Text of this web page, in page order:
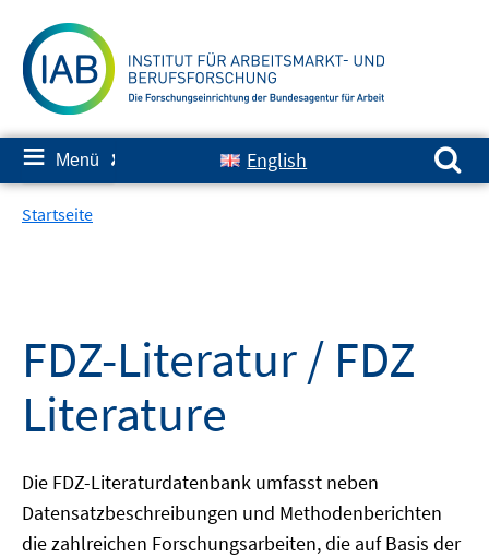
zum
Inhalt
≡ Menü ✘ English
Suchen nach:
Startseite
FDZ-Literatur / FDZ
Literature
Die FDZ-Literaturdatenbank umfasst neben
Datensatzbeschreibungen und Methodenberichten
die zahlreichen Forschungsarbeiten, die auf Basis der